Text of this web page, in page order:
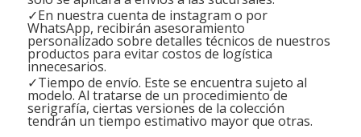
✓En nuestra cuenta de instagram o por
WhatsApp, recibirán asesoramiento
personalizado sobre detalles técnicos de nuestros
productos para evitar costos de logística
innecesarios.
✓Tiempo de envío. Este se encuentra sujeto al
modelo. Al tratarse de un procedimiento de
serigrafía, ciertas versiones de la colección
tendrán un tiempo estimativo mayor que otras.